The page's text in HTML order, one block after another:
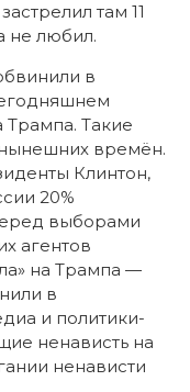
там 11
не любил.
в
Трампа. Такие
времён.
Клинтон,
20%
выборами
агентов
на Трампа —
в
и политики-
ненависть на
ненависти